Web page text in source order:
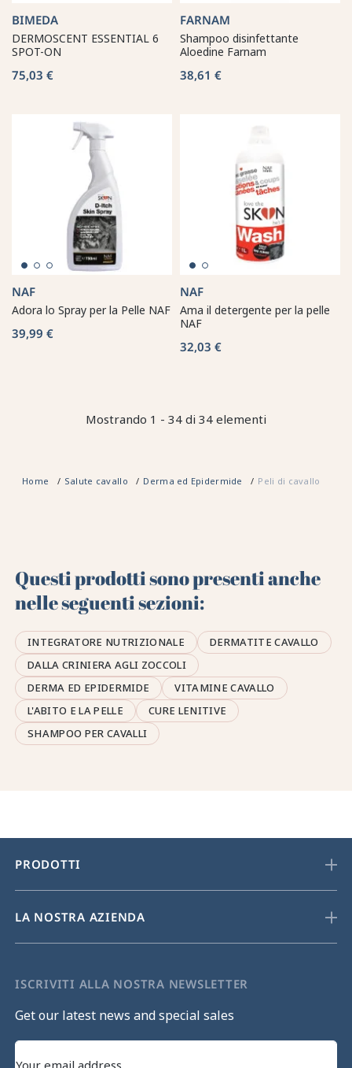
BIMEDA
DERMOSCENT ESSENTIAL 6
SPOT-ON
75,03 €
FARNAM
Shampoo disinfettante
Aloedine Farnam
38,61 €
NAF
Adora lo Spray per la Pelle NAF
39,99 €
NAF
Ama il detergente per la pelle
NAF
32,03 €
Mostrando 1 - 34 di 34 elementi
Home Salute cavallo Derma ed Epidermide Peli di cavallo
Questi prodotti sono presenti anche
nelle seguenti sezioni:
INTEGRATORE NUTRIZIONALE
DERMATITE CAVALLO
DALLA CRINIERA AGLI ZOCCOLI
DERMA ED EPIDERMIDE
VITAMINE CAVALLO
L'ABITO E LA PELLE
CURE LENITIVE
SHAMPOO PER CAVALLI
PRODOTTI
LA NOSTRA AZIENDA
ISCRIVITI ALLA NOSTRA NEWSLETTER
Get our latest news and special sales